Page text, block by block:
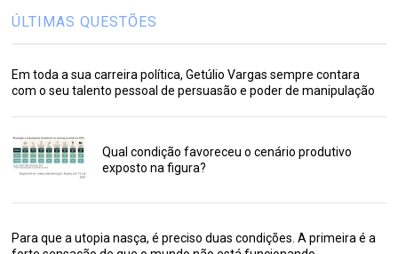
ÚLTIMAS QUESTÕES
Em toda a sua carreira política, Getúlio Vargas sempre contara
com o seu talento pessoal de persuasão e poder de manipulação
Qual condição favoreceu o cenário produtivo
exposto na figura?
Para que a utopia nasça, é preciso duas condições. A primeira é a